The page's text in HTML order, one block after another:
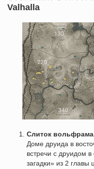
Valhalla
Слиток
Доме друида в
встречи с друидом
загадки» из 2 главы